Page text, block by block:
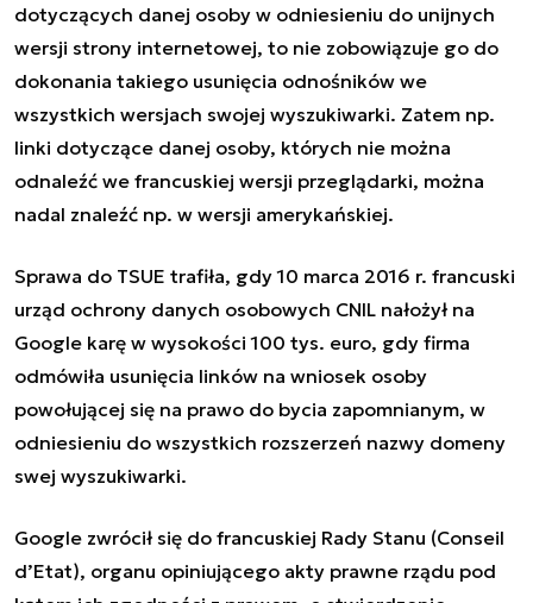
dotyczących danej osoby w odniesieniu do unijnych
wersji strony internetowej, to nie zobowiązuje go do
dokonania takiego usunięcia odnośników we
wszystkich wersjach swojej wyszukiwarki. Zatem np.
linki dotyczące danej osoby, których nie można
odnaleźć we francuskiej wersji przeglądarki, można
nadal znaleźć np. w wersji amerykańskiej.
Sprawa do TSUE trafiła, gdy 10 marca 2016 r. francuski
urząd ochrony danych osobowych CNIL nałożył na
Google karę w wysokości 100 tys. euro, gdy firma
odmówiła usunięcia linków na wniosek osoby
powołującej się na prawo do bycia zapomnianym, w
odniesieniu do wszystkich rozszerzeń nazwy domeny
swej wyszukiwarki.
Google zwrócił się do francuskiej Rady Stanu (Conseil
d’Etat), organu opiniującego akty prawne rządu pod